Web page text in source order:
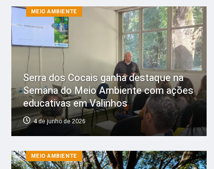
MEIO AMBIENTE
Serra dos Cocais ganha destaque na
Semana do Meio Ambiente com ações
educativas em Valinhos
4 de junho de 2026
MEIO AMBIENTE